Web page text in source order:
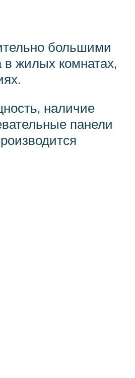
большими
жилых комнатах,
наличие
панели